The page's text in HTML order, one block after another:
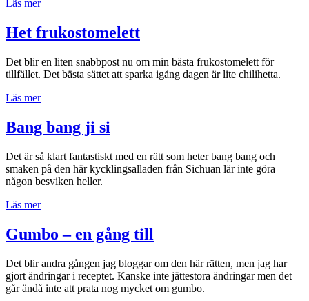
Läs mer”Heta
med
coleslaw”
Het frukostomelett
Det blir en liten snabbpost nu om min bästa frukostomelett för
tillfället. Det bästa sättet att sparka igång dagen är lite chilihetta.
Läs mer”Het
Bang bang ji si
Det är så klart fantastiskt med en rätt som heter bang bang och
smaken på den här kycklingsalladen från Sichuan lär inte göra
någon besviken heller.
Läs mer”Bang
ji
si”
Gumbo – en gång till
Det blir andra gången jag bloggar om den här rätten, men jag har
gjort ändringar i receptet. Kanske inte jättestora ändringar men det
går ändå inte att prata nog mycket om gumbo.